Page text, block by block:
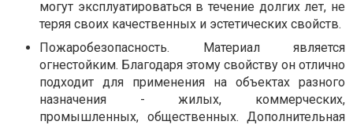
могут эксплуатироваться в течение долгих лет, не
теряя своих качественных и эстетических свойств.
Пожаробезопасность. Материал является
огнестойким. Благодаря этому свойству он отлично
подходит для применения на объектах разного
назначения - жилых, коммерческих,
промышленных, общественных. Дополнительная